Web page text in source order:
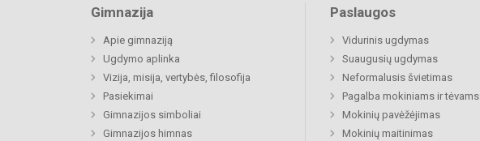
Gimnazija
Apie gimnaziją
Ugdymo aplinka
Vizija, misija, vertybės, filosofija
Pasiekimai
Gimnazijos simboliai
Gimnazijos himnas
Paslaugos
Vidurinis ugdymas
Suaugusių ugdymas
Neformalusis švietimas
Pagalba mokiniams ir tėvams
Mokinių pavėžėjimas
Mokinių maitinimas